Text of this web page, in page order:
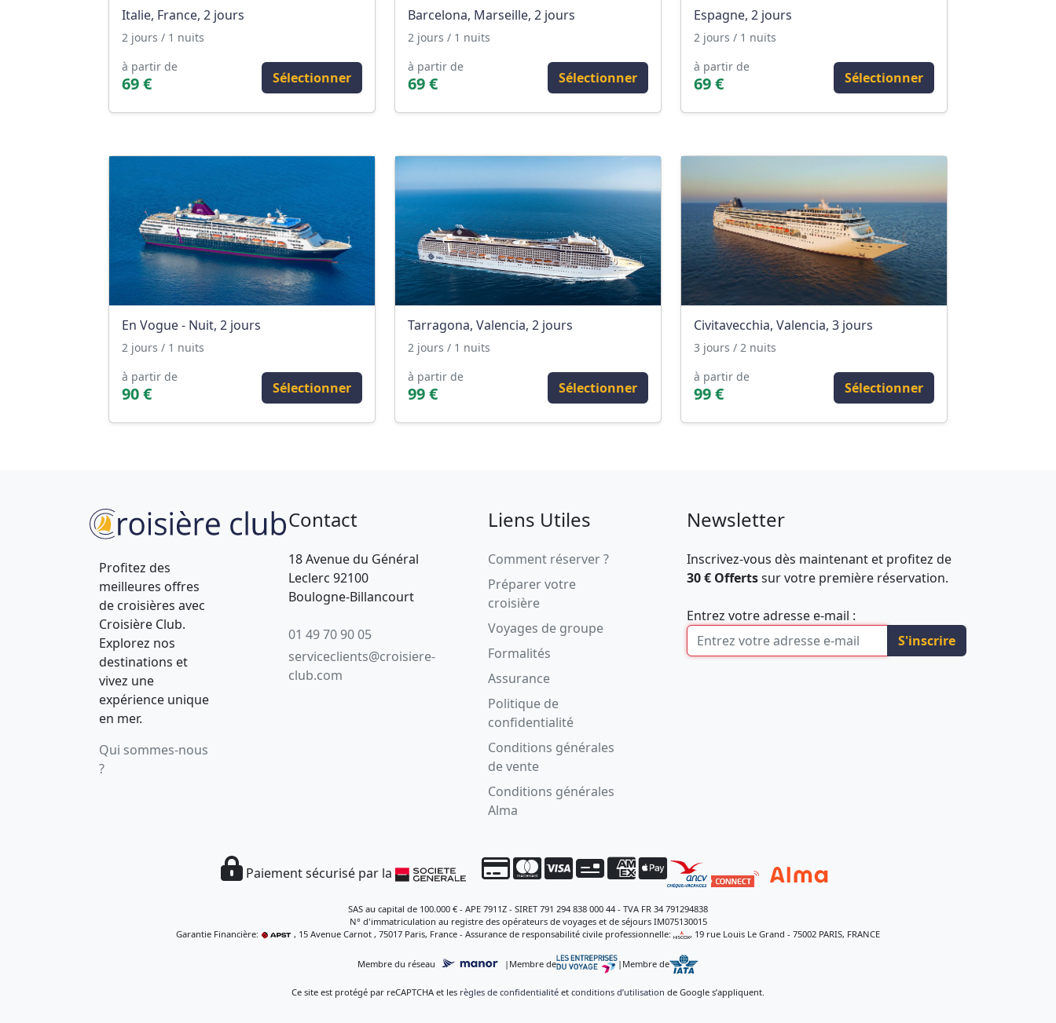
Italie, France, 2 jours
2 jours / 1 nuits
à partir de
69 € Sélectionner
Barcelona, Marseille, 2 jours
2 jours / 1 nuits
à partir de
69 € Sélectionner
Espagne, 2 jours
2 jours / 1 nuits
à partir de
69 € Sélectionner
En Vogue - Nuit, 2 jours
2 jours / 1 nuits
à partir de
90 € Sélectionner
Tarragona, Valencia, 2 jours
2 jours / 1 nuits
à partir de
99 € Sélectionner
Civitavecchia, Valencia, 3 jours
3 jours / 2 nuits
à partir de
99 € Sélectionner
Profitez des
meilleures offres
de croisières avec
Croisière Club.
Explorez nos
destinations et
vivez une
expérience unique
en mer.
Qui sommes-nous
?
Contact
18 Avenue du Général
Leclerc 92100
Boulogne-Billancourt
01 49 70 90 05
serviceclients@croisiere-
club.com
Liens Utiles
Comment réserver ?
Préparer votre
croisière
Voyages de groupe
Formalités
Assurance
Politique de
confidentialité
Conditions générales
de vente
Conditions générales
Alma
Newsletter
Inscrivez-vous dès maintenant et profitez de
30 € Offertssur votre première réservation.
Entrez votre adresse e-mail :
S'inscrire
Paiement sécurisé par la
SAS au capital de 100.000 € - APE 7911Z - SIRET 791 294 838 000 44 - TVA FR 34 791294838
N° d'immatriculation au registre des opérateurs de voyages et de séjours IM075130015
Garantie Financière:
, 15 Avenue Carnot , 75017 Paris, France - Assurance de responsabilité civile professionnelle: , 19 rue Louis Le Grand - 75002 PARIS, FRANCE
Membre du réseau | Membre de | Membre de
Ce site est protégé par reCAPTCHA et les règles de confidentialité et conditions d’utilisation de Google s’appliquent.